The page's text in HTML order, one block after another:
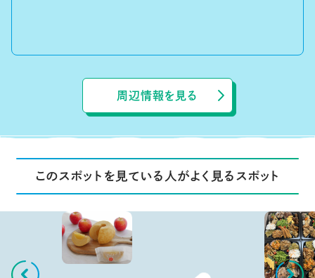
周辺情報を見る
このスポットを見ている人がよく見るスポット